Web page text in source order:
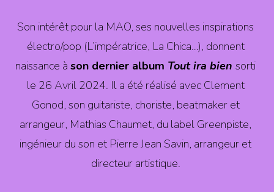
Son intérêt pour la MAO, ses nouvelles inspirations
électro/pop (L’impératrice, La Chica…), donnent
naissance à son dernier album Tout ira bien sorti
le 26 Avril 2024. Il a été réalisé avec Clement
Gonod, son guitariste, choriste, beatmaker et
arrangeur, Mathias Chaumet, du label Greenpiste,
ingénieur du son et Pierre Jean Savin, arrangeur et
directeur artistique.